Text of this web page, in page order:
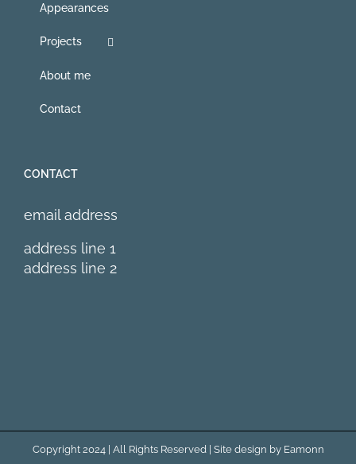
Appearances
Projects
About me
Contact
CONTACT
email address
address line 1
address line 2
Copyright 2024 | All Rights Reserved | Site design by Eamonn